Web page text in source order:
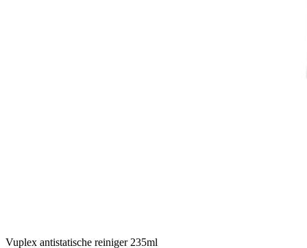
Vuplex antistatische reiniger 235ml